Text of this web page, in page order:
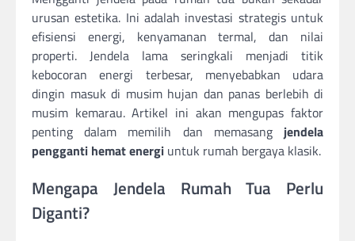
urusan estetika. Ini adalah investasi strategis untuk
efisiensi energi, kenyamanan termal, dan nilai
properti. Jendela lama seringkali menjadi titik
kebocoran energi terbesar, menyebabkan udara
dingin masuk di musim hujan dan panas berlebih di
musim kemarau. Artikel ini akan mengupas faktor
penting dalam memilih dan memasang jendela
pengganti hemat energi untuk rumah bergaya klasik.
Mengapa Jendela Rumah Tua Perlu
Diganti?